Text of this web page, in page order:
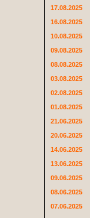
17.08.2025
16.08.2025
10.08.2025
09.08.2025
08.08.2025
03.08.2025
02.08.2025
01.08.2025
21.06.2025
20.06.2025
14.06.2025
13.06.2025
09.06.2025
08.06.2025
07.06.2025